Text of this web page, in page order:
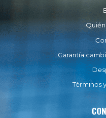
Garantía
Términos